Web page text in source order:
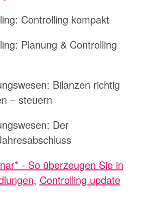
Controlling kompakt
Planung & Controlling
Bilanzen richtig
– steuern
Der
- So überzeugen Sie in
, Controlling update